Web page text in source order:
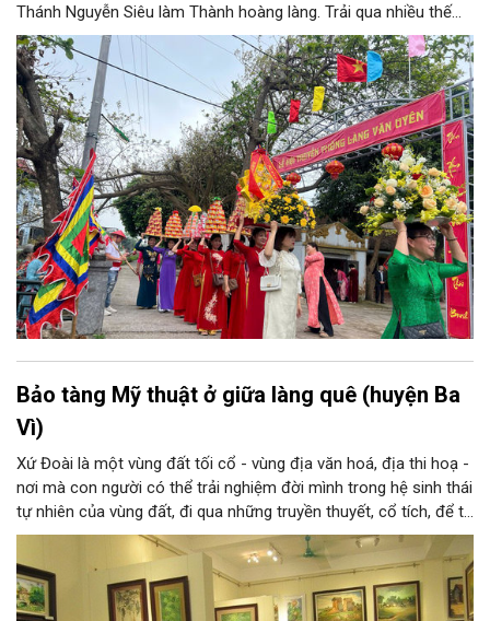
Thánh Nguyễn Siêu làm Thành hoàng làng. Trải qua nhiều thế
hệ, ngôi đình không chỉ là không gian sinh hoạt tín ngưỡng của
cộng đồng dân cư mà còn lưu giữ nhiều giá trị lịch sử, văn hóa.
Bảo tàng Mỹ thuật ở giữa làng quê (huyện Ba
Vì)
Xứ Đoài là một vùng đất tối cổ - vùng địa văn hoá, địa thi hoạ -
nơi mà con người có thể trải nghiệm đời mình trong hệ sinh thái
tự nhiên của vùng đất, đi qua những truyền thuyết, cổ tích, để từ
đó tạo nên tâm tính, giọng nói đặc trưng của con người xứ
Đoài. Nắng và gió, núi và sông xứ Đoài đã gợi cảm hứng sáng
tác cho một Tản Đà, một Quang Dũng và nhiều thi nhân, hoạ sĩ:
từ Tô Ngọc Vân, Nguyễn Gia Trí đến Sĩ Tốt, Nguyễn Tiến Chung,